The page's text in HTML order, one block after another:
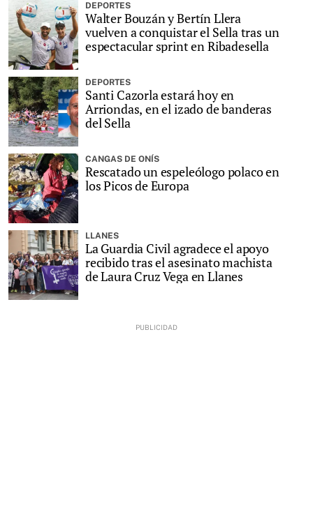
DEPORTES
Walter Bouzán y Bertín Llera
vuelven a conquistar el Sella tras un
espectacular sprint en Ribadesella
DEPORTES
Santi Cazorla estará hoy en
Arriondas, en el izado de banderas
del Sella
CANGAS DE ONÍS
Rescatado un espeleólogo polaco en
los Picos de Europa
LLANES
La Guardia Civil agradece el apoyo
recibido tras el asesinato machista
de Laura Cruz Vega en Llanes